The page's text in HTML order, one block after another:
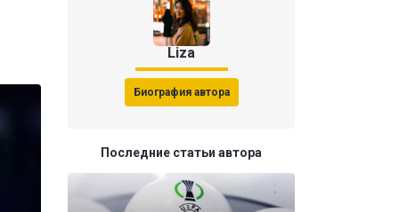
Liza
Биография автора
Последние статьи автора